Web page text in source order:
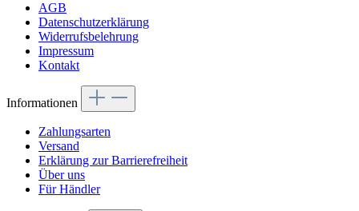
AGB
Datenschutzerklärung
Widerrufsbelehrung
Impressum
Kontakt
Informationen
Zahlungsarten
Versand
Erklärung zur Barrierefreiheit
Über uns
Für Händler